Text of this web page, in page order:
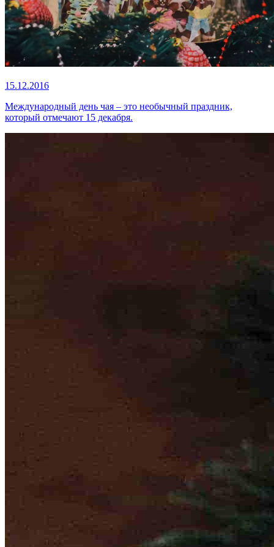
15.12.2016
Международный день чая – это необычный праздник,
который отмечают 15 декабря.